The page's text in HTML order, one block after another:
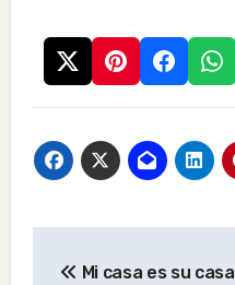
Mi casa es su casa